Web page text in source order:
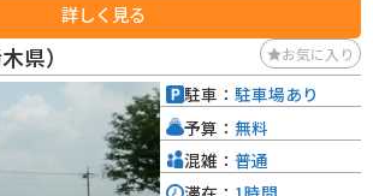
コロッセオなどがあります。 1度に様々な世界
楽しいです。人のジオラマもたくさんいるので写真
本当に行っているかのように撮れます。
詳しく見る
県） お気に入り
駐車： 駐車場あり
予算： 無料
混雑： 普通